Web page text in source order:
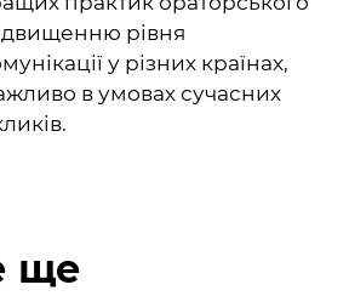
рівня
у різних країнах,
в умовах сучасних
ще